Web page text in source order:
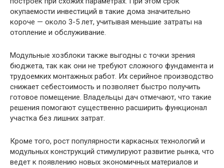
окупаемости инвестиций в такие дома значительно
короче — около 3-5 лет, учитывая меньшие затраты на
отопление и обслуживание.
Модульные хозблоки также выгодны с точки зрения
бюджета, так как они не требуют сложного фундамента и
трудоемких монтажных работ. Их серийное производство
снижает себестоимость и позволяет быстро получить
готовое помещение. Владельцы дач отмечают, что такие
решения помогают существенно расширить функционал
участка без лишних затрат.
Кроме того, рост популярности каркасных технологий и
модульных конструкций стимулируют развитие рынка, что
ведет к появлению новых экономичных материалов и